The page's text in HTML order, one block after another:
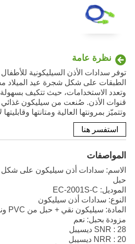
نظرة عامة
توفر سدادات الأذن السيليكونية
الطبقات على شكل شجرة عيد الميلاد
وتعدد الاستخدامات، حيث تتكيف
قنوات الأذن. صُنعت من سيليكون غذائي
وتتميّز بمرونتها العالية ومتانتها
استفسر هنا
المواصفات
الاسم: سدادات أذن سيليكون على شكل
حبل
الموديل: EC-2001S-C
النوع: سدادات أذن سيليكون
المادة: سيليكون نقي + حبل من PVC ونايلون
مزودة بحبل: نعم
SNR :‎ 28 ديسيبل
NRR : ‎20 ديسيبل